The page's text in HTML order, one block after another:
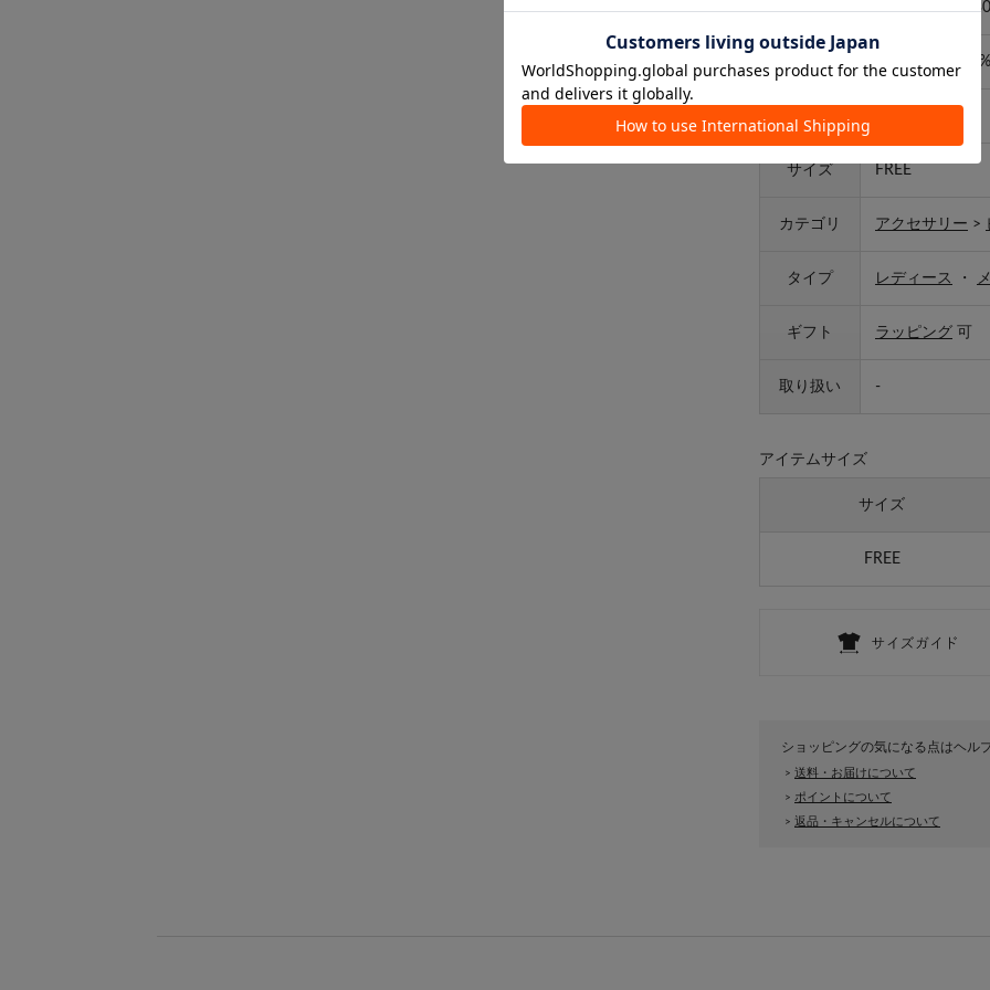
品番
素材 ステンレス100%
原産国
サイズ FREE
カテゴリ アクセサリー >
タイプ レディース ・
ギフト ラッピング 可
取り扱い -
アイテムサイズ
サイズ
FREE
ショッピングの気になる点はヘル
> 送料・お届けについて
> ポイントについて
> 返品・キャンセルについて